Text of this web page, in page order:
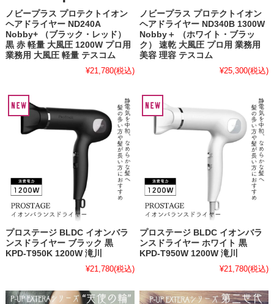
ノビープラス プロテクトイオン
ヘアドライヤー ND240A
Nobby+ （ブラック・レッド）
黒 赤 軽量 大風圧 1200W プロ用
業務用 大風圧 軽量 テスコム
¥21,780(税込)
ノビープラス プロテクトイオン
ヘアドライヤー ND340B 1300W
Nobby＋ （ホワイト・ブラッ
ク） 速乾 大風圧 プロ用 業務用
美容 理容 テスコム
¥25,300(税込)
プロステージ BLDC イオンバラ
ンスドライヤー ブラック 黒
KPD-T950K 1200W 滝川
¥21,780(税込)
プロステージ BLDC イオンバラ
ンスドライヤー ホワイト 黒
KPD-T950W 1200W 滝川
¥21,780(税込)